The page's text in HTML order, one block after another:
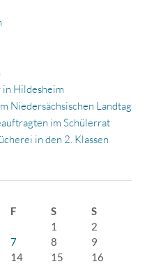
Hildesheim
Niedersächsischen Landtag
im Schülerrat
in den 2. Klassen
F S
S
1
2
7 8
9
14 15
16